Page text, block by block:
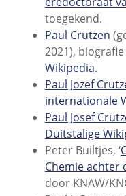
toegekend.
Paul Crutzen
2021),
Wikipedia.
Paul Jozef
internationale
Paul Josef
Duitstalige
Peter Builtjes, ‘
Chemie achter
door KNAW/